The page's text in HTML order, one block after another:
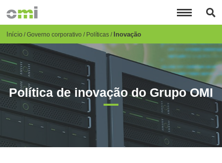
para
conteúdo
Breadcrumb
Início Governo corporativo Políticas Inovação
Política de inovação do Grupo OMI